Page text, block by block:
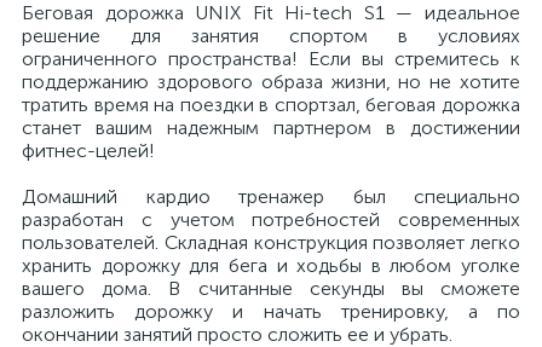
Беговая дорожка UNIX Fit Hi-tech S1 — идеальное
решение для занятия спортом в условиях
ограниченного пространства! Если вы стремитесь к
поддержанию здорового образа жизни, но не хотите
тратить время на поездки в спортзал, беговая дорожка
станет вашим надежным партнером в достижении
фитнес-целей!
Домашний кардио тренажер был специально
разработан с учетом потребностей современных
пользователей. Складная конструкция позволяет легко
хранить дорожку для бега и ходьбы в любом уголке
вашего дома. В считанные секунды вы сможете
разложить дорожку и начать тренировку, а по
окончании занятий просто сложить ее и убрать.